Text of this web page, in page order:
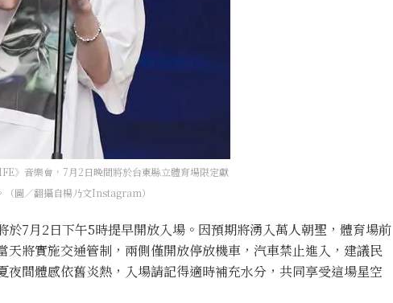
》音樂會，7月2日晚間將於台東縣立體育場限定獻
（圖／翻攝自楊乃文Instagram）
於7月2日下午5時提早開放入場。因預期將湧入萬人朝聖，體育場前
天將實施交通管制，兩側僅開放停放機車，汽車禁止進入，建議民
夜間體感依舊炎熱，入場請記得適時補充水分，共同享受這場星空